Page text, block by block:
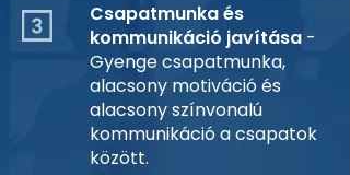
Csapatmunka és
kommunikáció javítása -
Gyenge csapatmunka,
alacsony motiváció és
alacsony színvonalú
kommunikáció a csapatok
között.